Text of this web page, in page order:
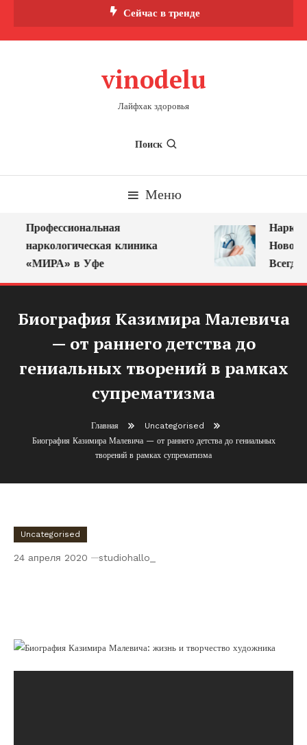
Сейчас в тренде
vinodelu
Лайфхак здоровья
Поиск
Меню
Профессиональная
наркологическая клиника
«МИРА» в Уфе
Всегда
Биография Казимира Малевича
— от раннего детства до
гениальных творений в рамках
супрематизма
Главная
Uncategorised
Биография Казимира Малевича — от раннего детства до гениальных
творений в рамках супрематизма
Uncategorised
24 апреля 2020 studiohallo_